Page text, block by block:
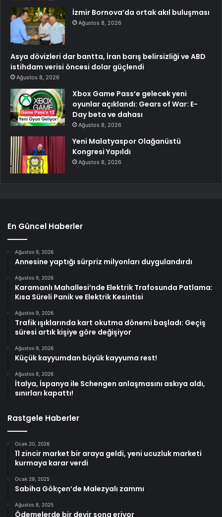
İzmir Bornova’da ortak akıl buluşması
Ağustos 8, 2026
Asya dövizleri dar bantta, İran barış belirsizliği ve ABD
istihdam verisi öncesi dolar güçlendi
Ağustos 8, 2026
Xbox Game Pass’e gelecek yeni
oyunlar açıklandı: Gears of War: E-
Day beta ve dahası
Ağustos 8, 2026
Yeni Malatyaspor Olağanüstü
Kongresi Yapıldı
Ağustos 8, 2026
En Güncel Haberler
Ağustos 9, 2026
Annesine yaptığı sürpriz milyonları duygulandırdı
Ağustos 9, 2026
Karamanlı Mahallesi’nde Elektrik Trafosunda Patlama:
Kısa Süreli Panik ve Elektrik Kesintisi
Ağustos 9, 2026
Trafik ışıklarında kart okutma dönemi başladı: Geçiş
süresi artık kişiye göre değişiyor
Ağustos 9, 2026
Küçük kayyumdan büyük kayyuma rest!
Ağustos 8, 2026
İtalya, İspanya ile Schengen anlaşmasını askıya aldı,
sınırları kapattı!
Rastgele Haberler
Ocak 20, 2026
11 zincir market bir araya geldi, yeni ucuzluk marketi
kurmaya karar verdi
Ocak 29, 2025
Sabiha Gökçen’de Malezyalı zammı
Ağustos 8, 2025
Ödemelerde bir devir sona eriyor